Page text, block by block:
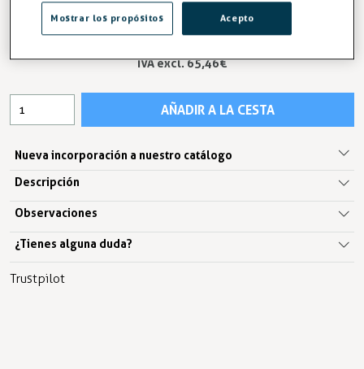
79,21 € 83,16 €
IVA excl. 65,46€
AÑADIR A LA CESTA
Nueva incorporación a nuestro catálogo
Descripción
Observaciones
¿Tienes alguna duda?
Trustpilot
Acepto
Mostrar los propósitos